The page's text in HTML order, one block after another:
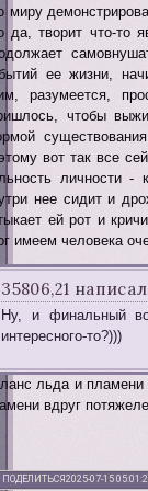
миру
да, творит что-то
ее жизни,
разумеется,
чтобы
вот так все
личности
нее сидит и
ей рот и
имеем человека
35806,21
Ну, и финальный
интересного-то?)))
льда и
вдруг
ПОДЕЛИТЬСЯ2025-07-15